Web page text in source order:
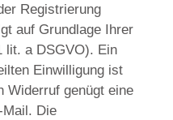
Registrierung
auf Grundlage Ihrer
lit. a DSGVO). Ein
Einwilligung ist
Widerruf genügt eine
Die